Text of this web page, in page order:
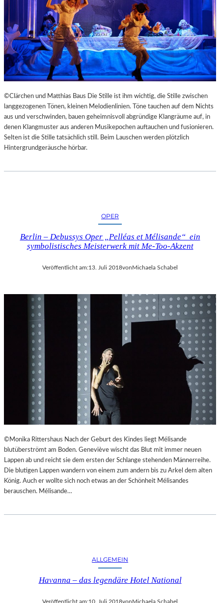
©Clärchen und Matthias Baus Die Stille ist ihm wichtig, die Stille zwischen
langgezogenen Tönen, kleinen Melodienlinien. Töne tauchen auf dem Nichts
aus und verschwinden, bauen geheimnisvoll abgründige Klangräume auf, in
denen Klangmuster aus anderen Musikepochen auftauchen und fusionieren.
Selten ist die Stille tatsächlich still. Beim Lauschen werden plötzlich
Hintergrundgeräusche hörbar.
OPER
Berlin – Debussys Oper „Pelléas et Mélisande“ ein
symbolistisches Meisterwerk mit Me-Too-Akzent
Veröffentlicht am:13. Juli 2018vonMichaela Schabel
©Monika Rittershaus Nach der Geburt des Kindes liegt Mélisande
blutüberströmt am Boden. Geneviève wischt das Blut mit immer neuen
Lappen ab und reicht sie dem ersten der Schlange stehenden Männerreihe.
Die blutigen Lappen wandern von einem zum andern bis zu Arkel dem alten
König. Auch er wollte sich noch etwas an der Schönheit Mélisandes
berauschen. Mélisande…
ALLGEMEIN
Havanna – das legendäre Hotel National
Veröffentlicht am:10. Juli 2018vonMichaela Schabel